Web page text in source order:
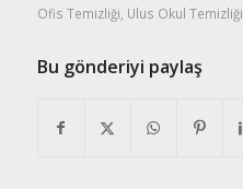
Ofis Temizliği Ulus Okul Temizliği
Bu gönderiyi paylaş